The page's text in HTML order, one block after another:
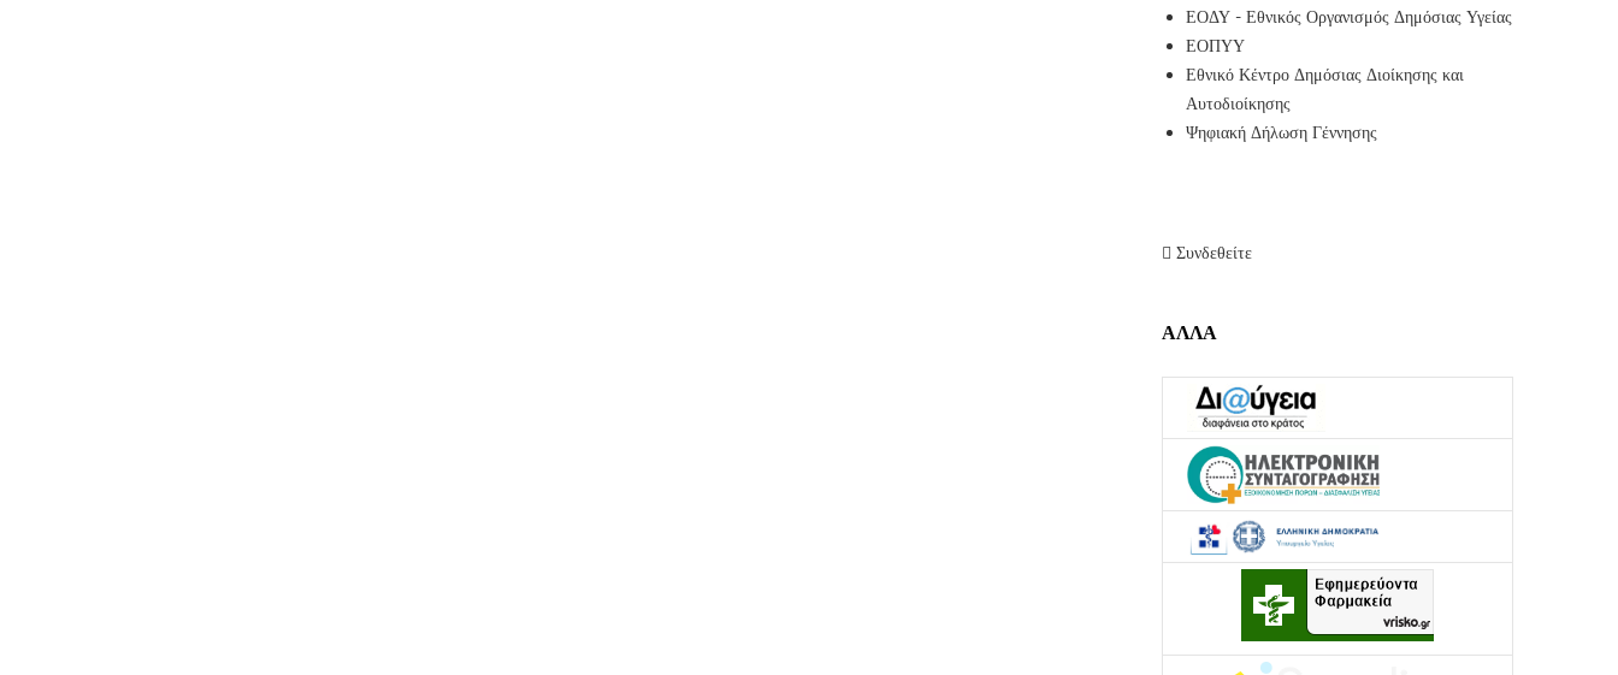
ΕΟΔΥ - Εθνικός Οργανισμός Δημόσιας Υγείας
ΕΟΠΥΥ
Εθνικό Κέντρο Δημόσιας Διοίκησης και
Αυτοδιοίκησης
Ψηφιακή Δήλωση Γέννησης
Συνδεθείτε
ΑΛΛΑ